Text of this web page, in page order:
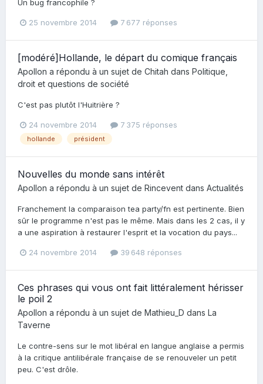
Un bug francophile ?
25 novembre 2014 7 677 réponses
[modéré]Hollande, le départ du comique français
Apollon a répondu à un sujet de Chitah dans Politique,
droit et questions de société
C'est pas plutôt l'Huitrière ?
24 novembre 2014 7 375 réponses
hollande président
Nouvelles du monde sans intérêt
Apollon a répondu à un sujet de Rincevent dans Actualités
Franchement la comparaison tea party/fn est pertinente. Bien
sûr le programme n'est pas le même. Mais dans les 2 cas, il y
a une aspiration à restaurer l'esprit et la vocation du pays...
24 novembre 2014 39 648 réponses
Ces phrases qui vous ont fait littéralement hérisser
le poil 2
Apollon a répondu à un sujet de Mathieu_D dans La
Taverne
Le contre-sens sur le mot libéral en langue anglaise a permis
à la critique antilibérale française de se renouveler un petit
peu. C'est drôle.